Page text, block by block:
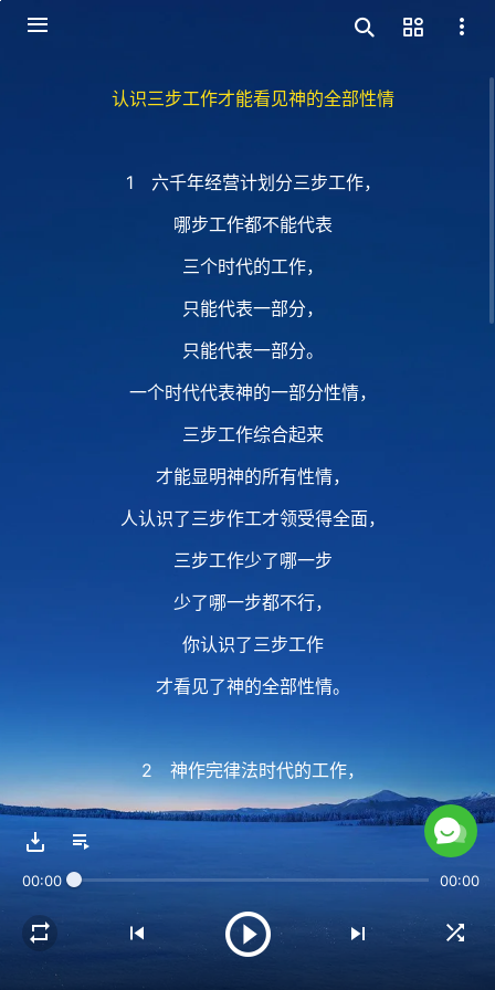
认识三步工作才能看见神的全部性情
1 六千年经营计划分三步工作，
哪步工作都不能代表
三个时代的工作，
只能代表一部分，
只能代表一部分。
一个时代代表神的一部分性情，
三步工作综合起来
才能显明神的所有性情，
人认识了三步作工才领受得全面，
三步工作少了哪一步
少了哪一步都不行，
你认识了三步工作
才看见了神的全部性情。
2 神作完律法时代的工作，
作完律法时代的工作，
作完救赎的工作，
00:00 00:00